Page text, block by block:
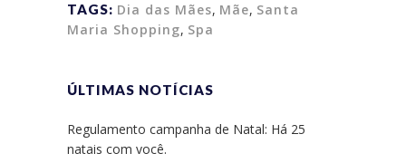
TAGS: Dia das Mães, Mãe, Santa
Maria Shopping, Spa
ÚLTIMAS NOTÍCIAS
Regulamento campanha de Natal: Há 25
natais com você.